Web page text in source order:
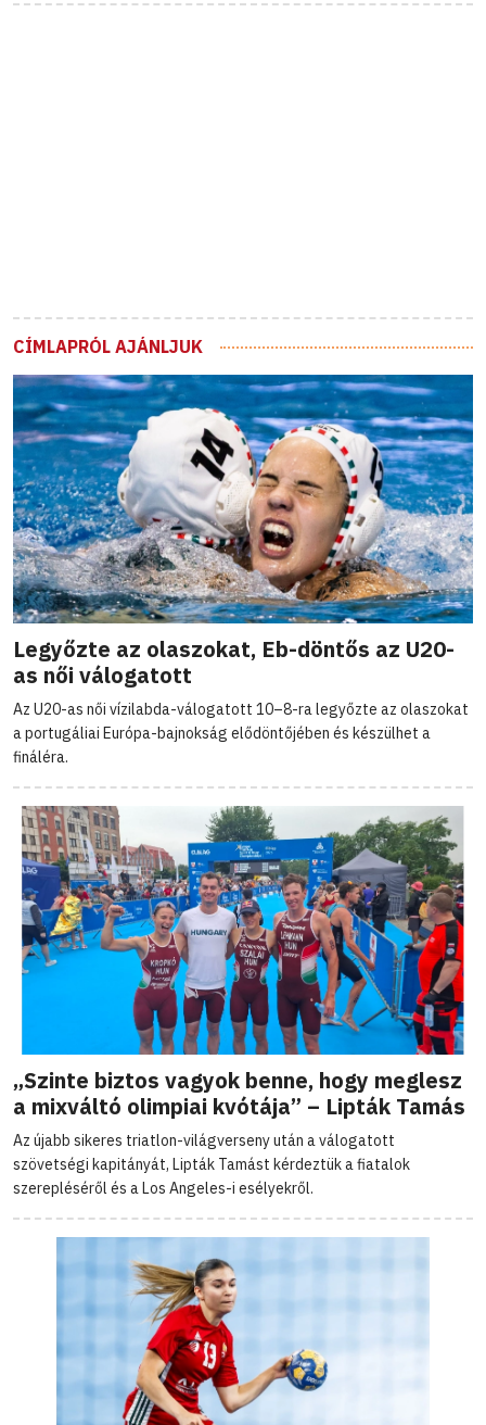
CÍMLAPRÓL AJÁNLJUK
Legyőzte az olaszokat, Eb-döntős az U20-
as női válogatott
Az U20-as női vízilabda-válogatott 10–8-ra legyőzte az olaszokat
a portugáliai Európa-bajnokság elődöntőjében és készülhet a
fináléra.
„Szinte biztos vagyok benne, hogy meglesz
a mixváltó olimpiai kvótája” – Lipták Tamás
Az újabb sikeres triatlon-világverseny után a válogatott
szövetségi kapitányát, Lipták Tamást kérdeztük a fiatalok
szerepléséről és a Los Angeles-i esélyekről.